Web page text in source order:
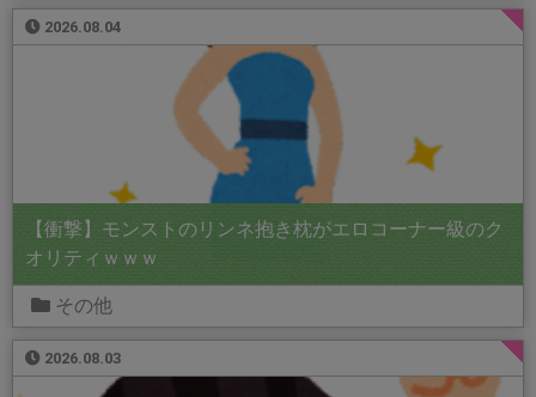
2026.08.04
【衝撃】モンストのリンネ抱き枕がエロコーナー級のク
オリティｗｗｗ
その他
2026.08.03